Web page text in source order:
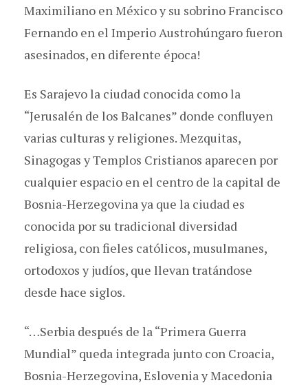
Maximiliano en México y su sobrino Francisco
Fernando en el Imperio Austrohúngaro fueron
asesinados, en diferente época!
Es Sarajevo la ciudad conocida como la
“Jerusalén de los Balcanes” donde confluyen
varias culturas y religiones. Mezquitas,
Sinagogas y Templos Cristianos aparecen por
cualquier espacio en el centro de la capital de
Bosnia-Herzegovina ya que la ciudad es
conocida por su tradicional diversidad
religiosa, con fieles católicos, musulmanes,
ortodoxos y judíos, que llevan tratándose
desde hace siglos.
“…Serbia después de la “Primera Guerra
Mundial” queda integrada junto con Croacia,
Bosnia-Herzegovina, Eslovenia y Macedonia